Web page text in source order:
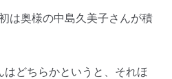
は奥様の中島久美子さんが積
どちらかというと、それほ